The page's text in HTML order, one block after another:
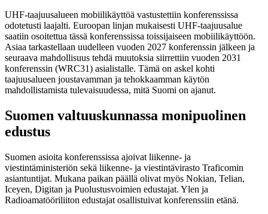
UHF-taajuusalueen mobiilikäyttöä vastustettiin konferenssissa
odotetusti laajalti. Euroopan linjan mukaisesti UHF-taajuusalue
saatiin osoitettua tässä konferenssissa toissijaiseen mobiilikäyttöön.
Asiaa tarkastellaan uudelleen vuoden 2027 konferenssin jälkeen ja
seuraava mahdollisuus tehdä muutoksia siirrettiin vuoden 2031
konferenssin (WRC31) asialistalle. Tämä on askel kohti
taajuusalueen joustavamman ja tehokkaamman käytön
mahdollistamista tulevaisuudessa, mitä Suomi on ajanut.
Suomen valtuuskunnassa monipuolinen
edustus
Suomen asioita konferenssissa ajoivat liikenne- ja
viestintäministeriön sekä liikenne- ja viestintävirasto Traficomin
asiantuntijat. Mukana paikan päällä olivat myös Nokian, Telian,
Iceyen, Digitan ja Puolustusvoimien edustajat. Ylen ja
Radioamatööriliiton edustajat osallistuivat konferenssiin etänä.